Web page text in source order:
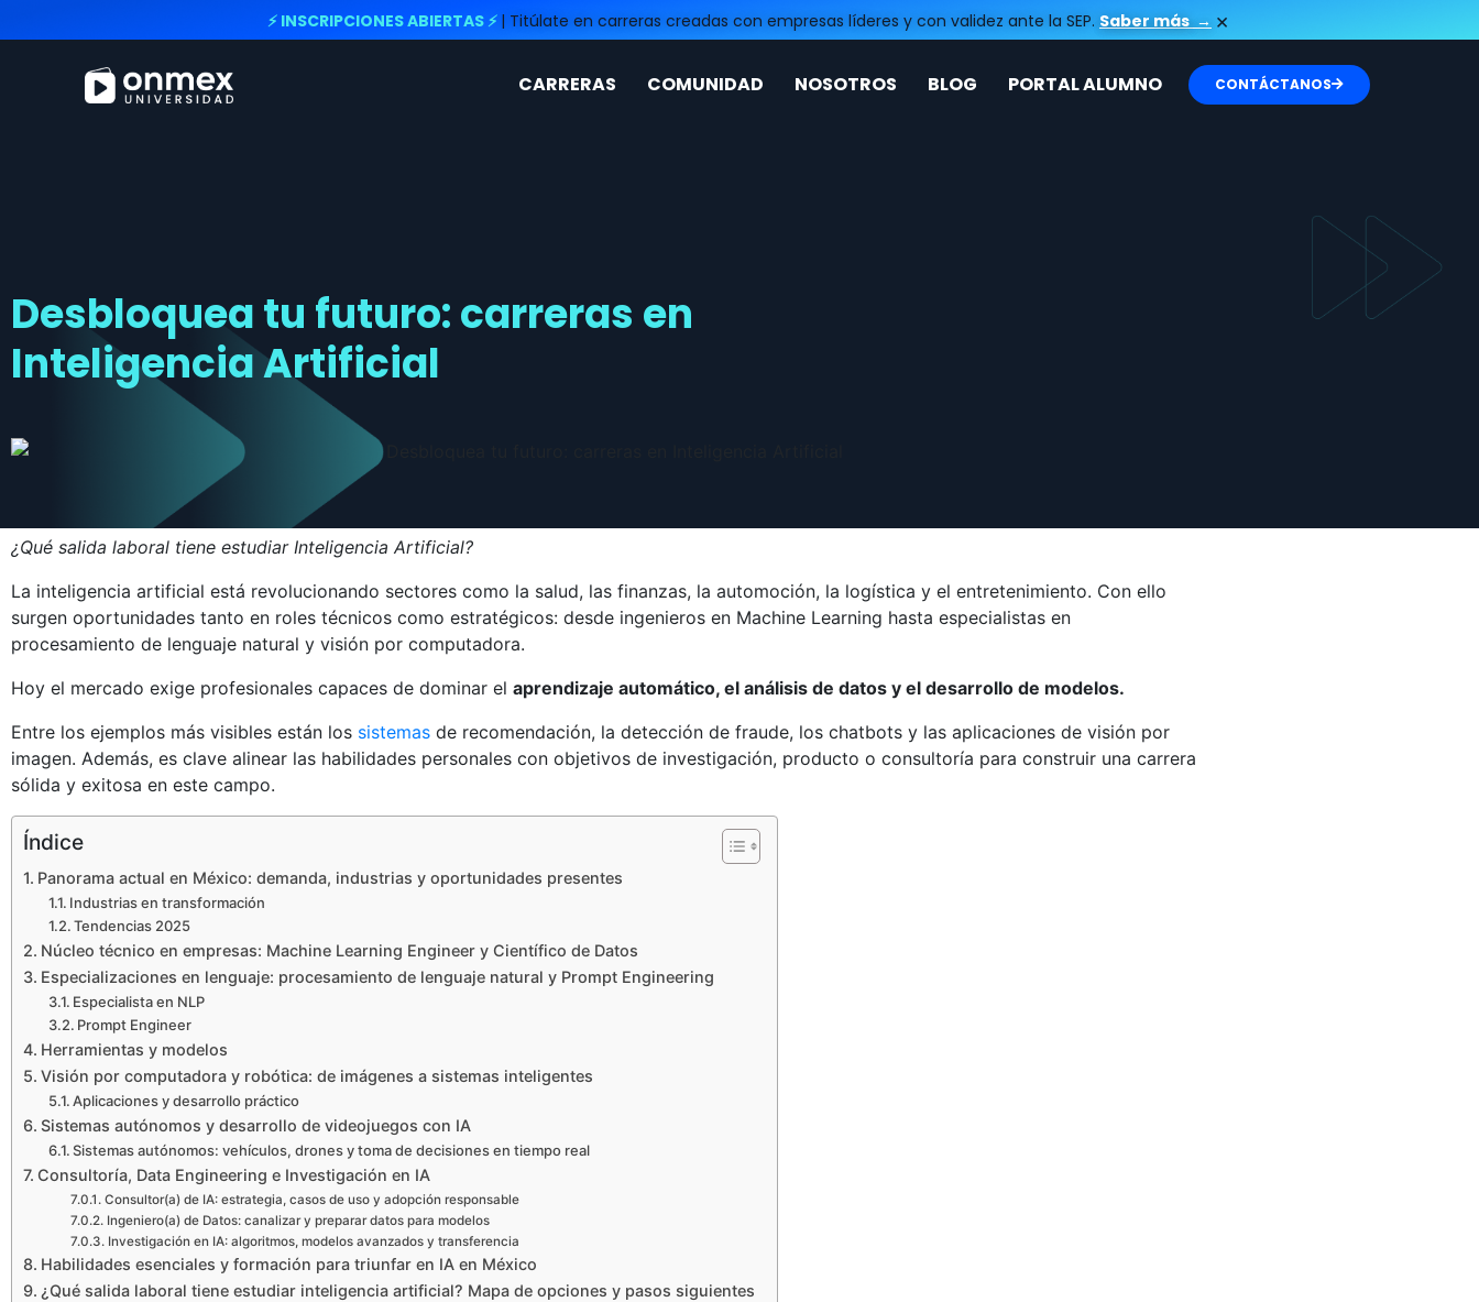
⚡ INSCRIPCIONES ABIERTAS ⚡ | Titúlate en carreras creadas con empresas líderes y con validez ante la SEP. Saber más → ×
CARRERAS COMUNIDAD NOSOTROS BLOG PORTAL ALUMNO CONTÁCTANOS
Desbloquea tu futuro: carreras en
Inteligencia Artificial
¿Qué salida laboral tiene estudiar Inteligencia Artificial?
La inteligencia artificial está revolucionando sectores como la salud, las finanzas, la automoción, la logística y el entretenimiento. Con ello
surgen oportunidades tanto en roles técnicos como estratégicos: desde ingenieros en Machine Learning hasta especialistas en
procesamiento de lenguaje natural y visión por computadora.
Hoy el mercado exige profesionales capaces de dominar el aprendizaje automático, el análisis de datos y el desarrollo de modelos.
Entre los ejemplos más visibles están los sistemas de recomendación, la detección de fraude, los chatbots y las aplicaciones de visión por
imagen. Además, es clave alinear las habilidades personales con objetivos de investigación, producto o consultoría para construir una carrera
sólida y exitosa en este campo.
Índice
Panorama actual en México: demanda, industrias y oportunidades presentes
Industrias en transformación
Tendencias 2025
Núcleo técnico en empresas: Machine Learning Engineer y Científico de Datos
Especializaciones en lenguaje: procesamiento de lenguaje natural y Prompt Engineering
Especialista en NLP
Prompt Engineer
Herramientas y modelos
Visión por computadora y robótica: de imágenes a sistemas inteligentes
Aplicaciones y desarrollo práctico
Sistemas autónomos y desarrollo de videojuegos con IA
Sistemas autónomos: vehículos, drones y toma de decisiones en tiempo real
Consultoría, Data Engineering e Investigación en IA
Consultor(a) de IA: estrategia, casos de uso y adopción responsable
Ingeniero(a) de Datos: canalizar y preparar datos para modelos
Investigación en IA: algoritmos, modelos avanzados y transferencia
Habilidades esenciales y formación para triunfar en IA en México
¿Qué salida laboral tiene estudiar inteligencia artificial? Mapa de opciones y pasos siguientes